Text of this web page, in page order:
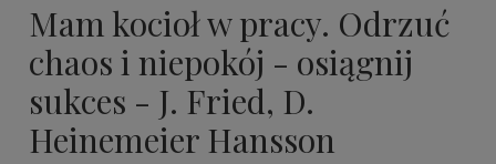
Mam kocioł w pracy. Odrzuć
chaos i niepokój - osiągnij
sukces - J. Fried, D.
Heinemeier Hansson